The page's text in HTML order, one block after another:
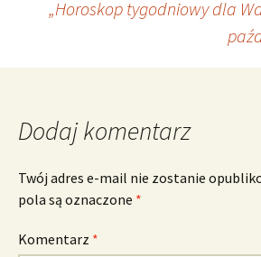
wpisu
„Horoskop tygodniowy dla
Dodaj komentarz
Twój adres e-mail nie zostanie
pola są oznaczone *
Komentarz *